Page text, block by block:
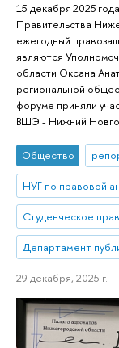
15 декабря 2025
Правительства
ежегодный
являются
области Оксана
региональной
форуме приняли
ВШЭ - Нижний
Общество
НУГ по правовой
Студенческое
Департамент
29 декабря, 2025 г.